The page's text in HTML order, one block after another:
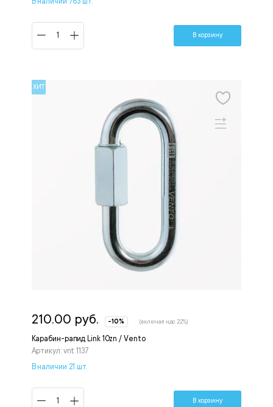
В корзину
ХИТ
Карабин-рапид Link 10zn / Vento
Артикул: vnt 1137
210.00 руб. -10% (включая ндс 22%)
В наличии 21 шт.
В корзину